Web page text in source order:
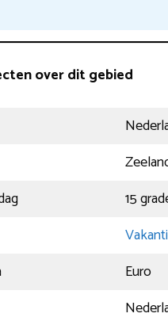
over dit gebied
15
Euro